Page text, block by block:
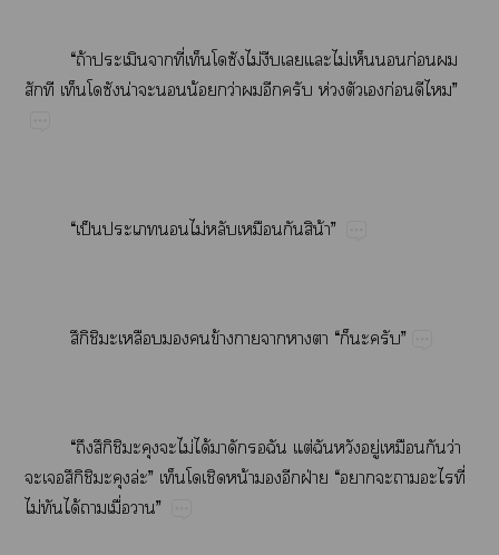
“​ถ้​​​ี่​​ไม่​​​​ไม่​​​ก่​​
​​​​น่​​​น้​ว่​​​​ห่​​​ก่​​”
“​ป็​​​ไม่​​​​​น้”
ึิ​​​​​ข้​​​​​“​​​”
“​ึิ​​​ไม่​ได้​​ต่​​​ู่​​​ว่​
​ึิ​​ล่”​​​น้​​​ฝ่​“​​​​​ี่​
ไม่​​ได้​​ื่​”